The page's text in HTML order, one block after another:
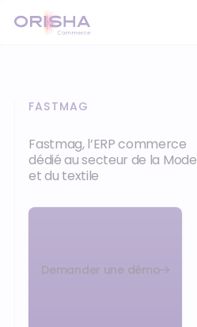
FASTMAG
Fastmag, l’ERP commerce
dédié au secteur de la Mode
et du textile
Demander une démo